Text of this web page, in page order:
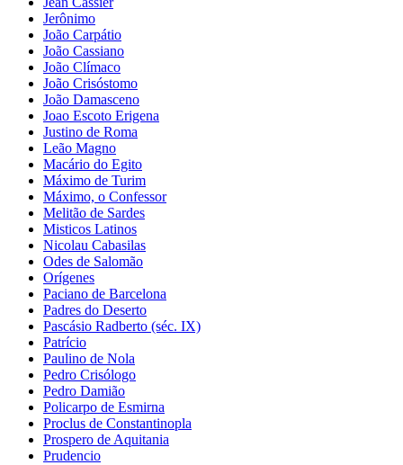
Jerônimo
João Carpátio
João Cassiano
João Clímaco
João Crisóstomo
João Damasceno
Joao Escoto Erigena
Justino de Roma
Leão Magno
Macário do Egito
Máximo de Turim
Máximo, o Confessor
Melitão de Sardes
Misticos Latinos
Nicolau Cabasilas
Odes de Salomão
Orígenes
Paciano de Barcelona
Padres do Deserto
Pascásio Radberto (séc. IX)
Patrício
Paulino de Nola
Pedro Crisólogo
Pedro Damião
Policarpo de Esmirna
Proclus de Constantinopla
Prospero de Aquitania
Prudencio